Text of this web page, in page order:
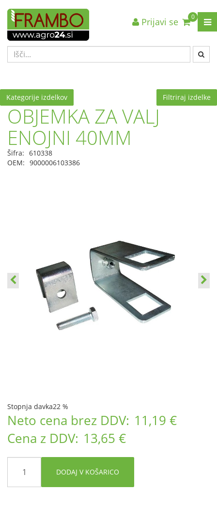
Nazaj en nivo
VRSTA 1
VRSTA 3
Nazaj en nivo
VRSTA 1
VRSTA 3
Nazaj en nivo
VRSTA 1
VRSTA 3
0
Prijavi se
Kategorije izdelkov Filtriraj izdelke
OBJEMKA ZA VALJ
ENOJNI 40MM
Šifra: 610338
OEM: 9000006103386
Stopnja davka22 %
Neto cena brez DDV: 11,19 €
Cena z DDV: 13,65 €
DODAJ V KOŠARICO